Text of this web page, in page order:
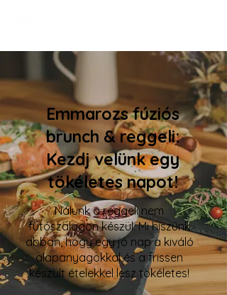
Emmarozs fúziós
brunch & reggeli:
Kezdj velünk egy
tökéletes napot!
Nálunk a reggeli nem
futószalagon készül. Mi hiszünk
abban, hogy egy jó nap a kiváló
alapanyagokkal és a frissen
készült ételekkel lesz tökéletes!